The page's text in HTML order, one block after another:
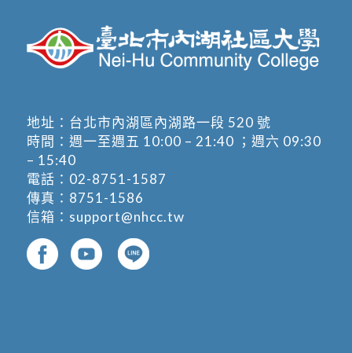
地址： 台北市內湖區內湖路一段 520 號
時間：週一至週五 10:00 – 21:40 ；週六 09:30
– 15:40
電話： 02-8751-1587
傳真：8751-1586
信箱： support@nhcc.tw